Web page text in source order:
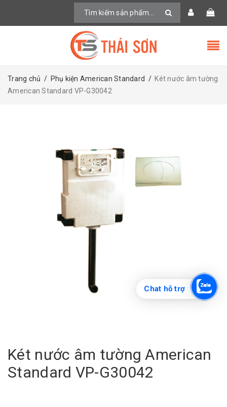
Trang chủ / Phụ kiện American Standard / Két nước âm tường
American Standard VP-G30042
Két nước âm tường American
Standard VP-G30042
Chat hỗ trợ